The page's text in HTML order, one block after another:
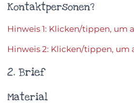
Kontaktpersonen?
Hinweis 1: Klicken/tippen, um
Hinweis 2: Klicken/tippen, um
2. Brief
Material